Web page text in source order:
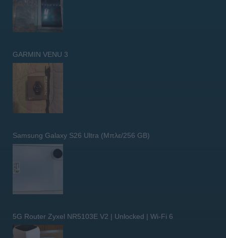
GARMIN VENU 3
Samsung Galaxy S26 Ultra (Μπλε/256 GB)
5G Router Zyxel NR5103E V2 | Unlocked | Wi-Fi 6